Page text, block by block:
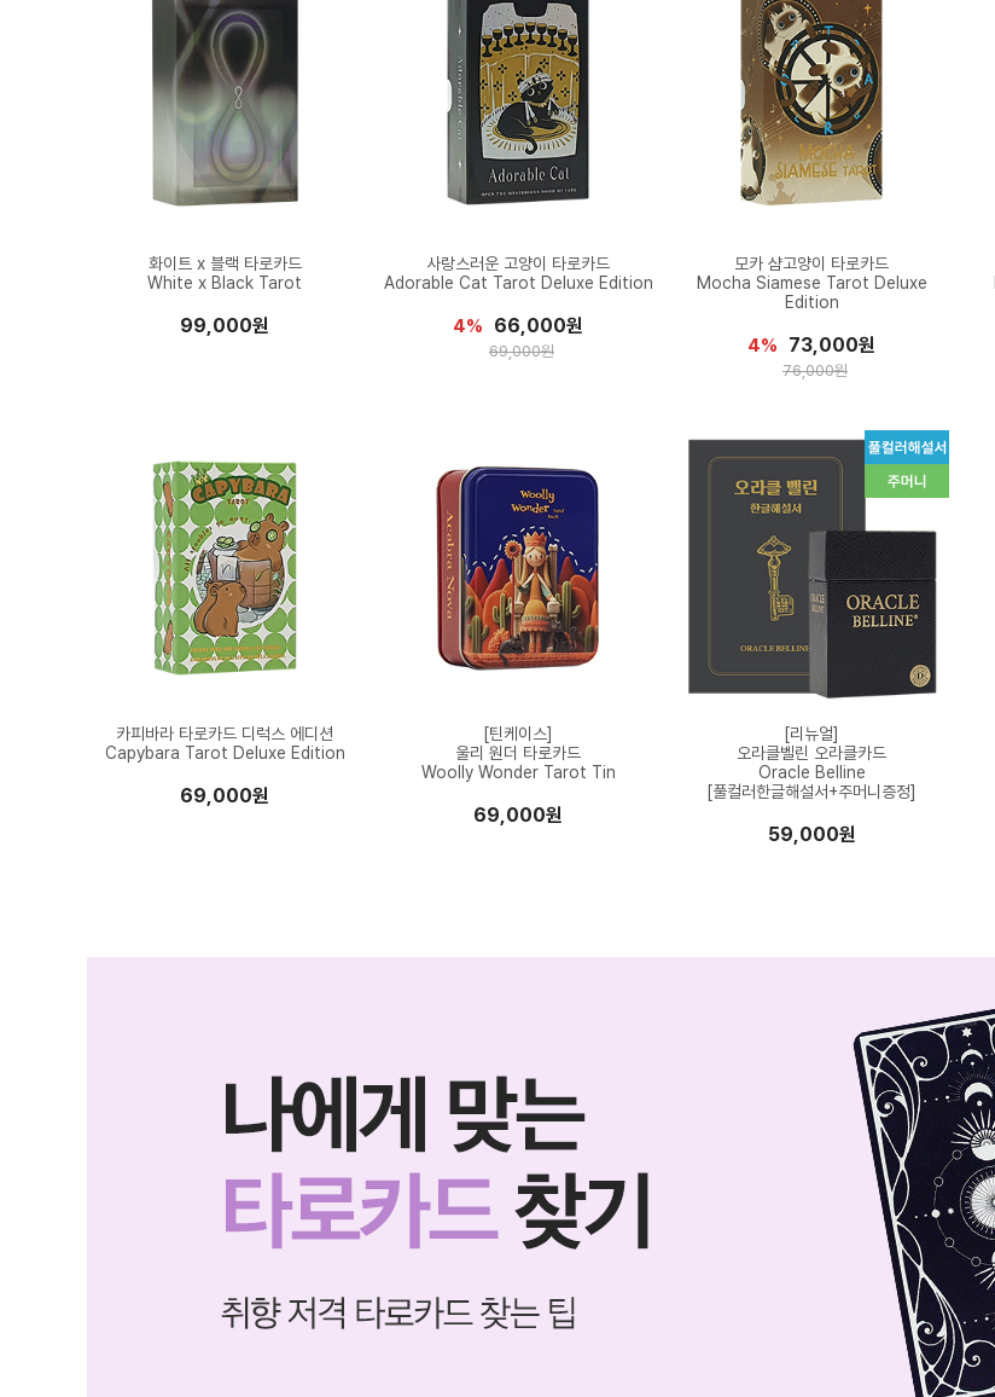
화이트 x 블랙 타로카드
White x Black Tarot
99,000원
사랑스러운 고양이 타로카드
Adorable Cat Tarot Deluxe Edition
4% 66,000원
69,000원
모카 샴고양이 타로카드
Mocha Siamese Tarot Deluxe
Edition
4% 73,000원
76,000원
카피바라 타로카드 디럭스 에디션
Capybara Tarot Deluxe Edition
69,000원
[틴케이스]
울리 원더 타로카드
Woolly Wonder Tarot Tin
69,000원
[리뉴얼]
오라클벨린 오라클카드
Oracle Belline
[풀컬러한글해설서+주머니증정]
59,000원